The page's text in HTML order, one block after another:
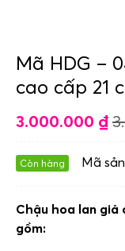
Mã HDG –
cao cấp 21
3.000.000 ₫
Còn hàng Mã
Chậu hoa lan giả
gồm: